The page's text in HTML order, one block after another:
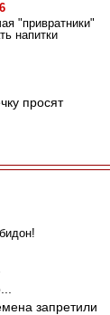
"привратники"
напитки
просят
запретили